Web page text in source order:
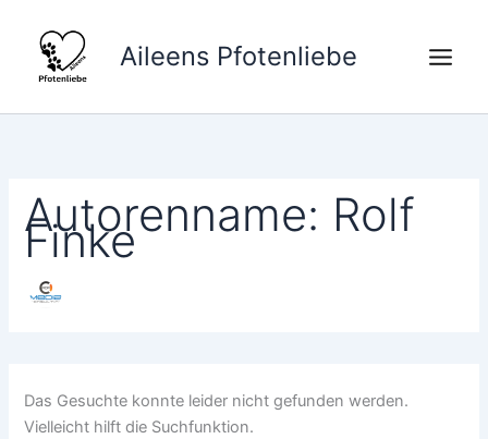
Inhalt
springen
Aileens Pfotenliebe
Autorenname: Rolf
Finke
Das Gesuchte konnte leider nicht gefunden werden.
Vielleicht hilft die Suchfunktion.
nach: